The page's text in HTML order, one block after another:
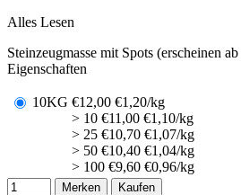
Alles Lesen
Steinzeugmasse mit Spots (erscheinen
Eigenschaften
10KG €12,00 €1,20/kg
> 10 €11,00 €1,10/kg
> 25 €10,70 €1,07/kg
> 50 €10,40 €1,04/kg
> 100 €9,60 €0,96/kg
Merken Kaufen